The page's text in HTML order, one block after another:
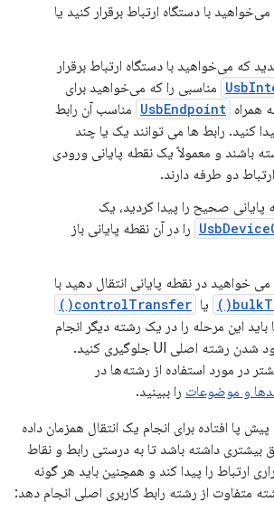
می‌خواهید با دستگاه ارتباط برقرار کنید یا
که می‌خواهید با دستگاه ارتباط برقرار
مناسبی را که می‌خواهید برای
همراه UsbEndpoint مناسب آن رابط
کنید. رابط ها می توانند یک یا چند
باشند و معمولاً یک نقطه پایانی ورودی
دو طرفه دارند.
پایانی صحیح را پیدا کردید، یک
را در آن نقطه پایانی باز
خواهید در نقطه پایانی انتقال دهید با
یا controlTransfer()
این مرحله را در یک رشته دیگر انجام
دهید تا از مسدود شدن رشته اصلی UI جلوگیری کنید.
در مورد استفاده از رشته‌ها در
و موضوعات را ببینید.
پا افتاده برای انجام یک انتقال همزمان داده
بیشتری داشته باشد تا به درستی رابط و نقاط
ارتباط را پیدا کند و همچنین باید هر گونه
متفاوت از رشته رابط کاربری اصلی انجام دهد: